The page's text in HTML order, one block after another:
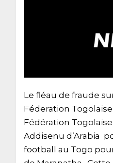
Le fléau de fraude
Féderation
Fédération
Addisenu d’Arabia
football au Togo